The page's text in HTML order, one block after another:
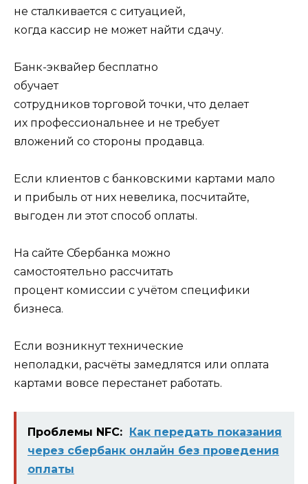
не сталкивается с ситуацией,
когда кассир не может найти сдачу.
Банк-эквайер бесплатно
обучает
сотрудников торговой точки, что делает
их профессиональнее и не требует
вложений со стороны продавца.
Если клиентов с банковскими картами мало
и прибыль от них невелика, посчитайте,
выгоден ли этот способ оплаты.
На сайте Сбербанка можно
самостоятельно рассчитать
процент комиссии с учётом специфики
бизнеса.
Если возникнут технические
неполадки, расчёты замедлятся или оплата
картами вовсе перестанет работать.
Проблемы NFC: Как передать показания
через сбербанк онлайн без проведения
оплаты